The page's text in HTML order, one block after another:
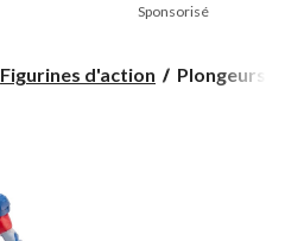
Sponsorisé
Figurines d'action
Plongeurs
Plongeurs